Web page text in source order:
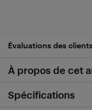
Évaluations des
À propos de cet
Spécifications